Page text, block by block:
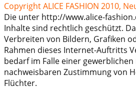
Copyright ALICE FASHION 2010,
Die unter http://www.alice-
Inhalte sind rechtlich geschützt.
Verbreiten von Bildern, Grafiken
Rahmen dieses Internet-Auftritts
bedarf im Falle einer
nachweisbaren Zustimmung von
Flüchter.